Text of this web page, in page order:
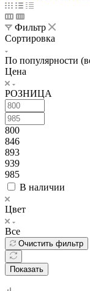
Фильтр
Сортировка
По популярности
Цена
РОЗНИЦА
800
846
893
939
985
В наличии
Цвет
Все
Очистить фильтр
Показать